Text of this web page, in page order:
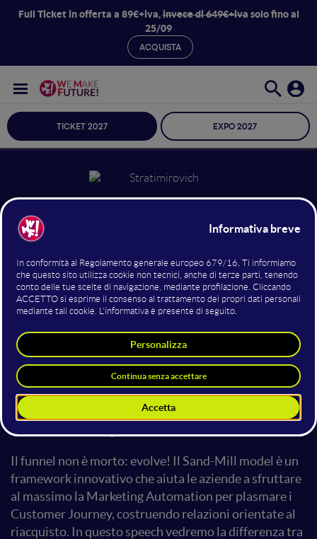
Full Ticket in offerta a 89€+iva,invece di 649€+ivasolo fino al
25/09
ACQUISTA
TICKET 2027 EXPO 2027
Alvise Stratimirovich
Growth Marketing Specialist
18 giugno 202213:20 - 14:00
Marketing Automation
Sand-Mill Model: un
framework per plasmare i
Customer Journey con
l'Inbound Marketing e la
Marketing Automation
Il funnel non è morto: evolve! Il Sand-Mill model è un
framework innovativo che aiuta le aziende a sfruttare
al massimo la Marketing Automation per plasmare i
Customer Journey, costruendo relazioni orientate al
riacquisto. In questo speech vedremo la differenza tra